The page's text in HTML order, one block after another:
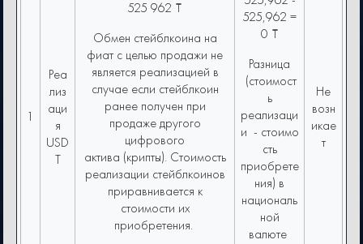
1
Реа
лиз
аци
я
USD
T
525 962 ₸
Обмен стейблкоина на
фиат с целью продажи не
является реализацией в
случае если стейблкоин
ранее получен при
продаже другого
цифрового
актива (крипты). Стоимость
реализации стейблкоинов
приравнивается к
стоимости их
приобретения.
525,962 =
0 ₸
Разница
(cтоимост
ь
реализаци
и - стоимо
сть
приобрете
ния) в
националь
ной
валюте
Не
возн
икае
т